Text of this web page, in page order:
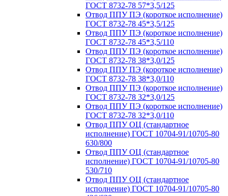
ГОСТ 8732-78 57*3,5/125
Отвод ППУ ПЭ (короткое исполнение)
ГОСТ 8732-78 45*3,5/125
Отвод ППУ ПЭ (короткое исполнение)
ГОСТ 8732-78 45*3,5/110
Отвод ППУ ПЭ (короткое исполнение)
ГОСТ 8732-78 38*3,0/125
Отвод ППУ ПЭ (короткое исполнение)
ГОСТ 8732-78 38*3,0/110
Отвод ППУ ПЭ (короткое исполнение)
ГОСТ 8732-78 32*3,0/125
Отвод ППУ ПЭ (короткое исполнение)
ГОСТ 8732-78 32*3,0/110
Отвод ППУ ОЦ (стандартное
исполнение) ГОСТ 10704-91/10705-80
630/800
Отвод ППУ ОЦ (стандартное
исполнение) ГОСТ 10704-91/10705-80
530/710
Отвод ППУ ОЦ (стандартное
исполнение) ГОСТ 10704-91/10705-80